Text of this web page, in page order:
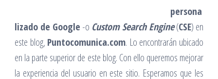
persona
lizado de Google -o Custom Search Engine(CSE) en
este blog, Puntocomunica.com. Lo encontrarán ubicado
en la parte superior de este blog. Con ello queremos mejorar
la experiencia del usuario en este sitio. Esperamos que les